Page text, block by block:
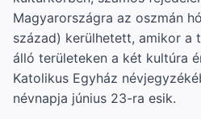
Magyarországra az oszmán
század) kerülhetett, amikor a
álló területeken a két kultúra
Katolikus Egyház
névnapja június 23-ra esik.